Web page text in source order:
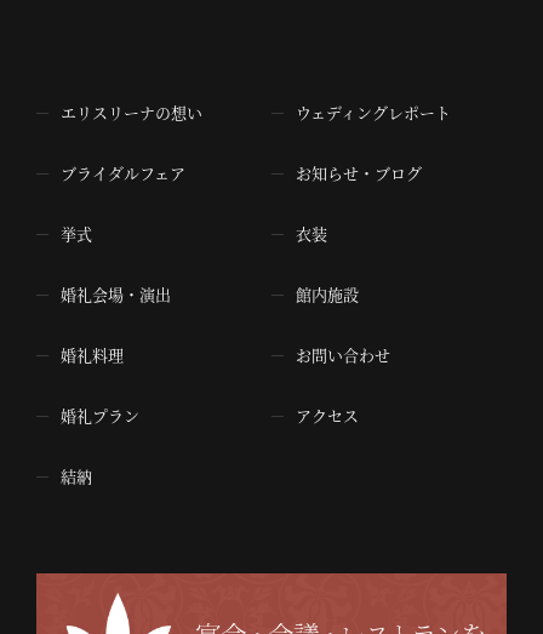
エリスリーナの想い
ブライダルフェア
挙式
婚礼会場・演出
婚礼料理
婚礼プラン
結納
ウェディングレポート
お知らせ・ブログ
衣装
館内施設
お問い合わせ
アクセス